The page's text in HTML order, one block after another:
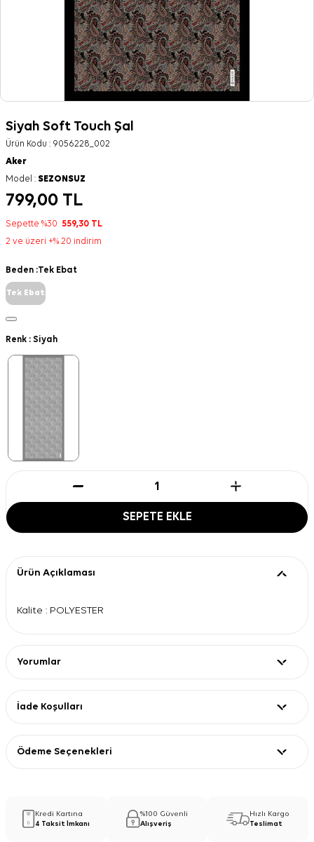
Siyah Soft Touch Şal
Ürün Kodu : 9056228_002
Aker
Model : SEZONSUZ
799,00 TL
Sepette %30 559,30 TL
2 ve üzeri +% 20 indirim
Beden :Tek Ebat
Tek Ebat
Renk : Siyah
SEPETE EKLE
Ürün Açıklaması
Kalite : POLYESTER
Yorumlar
İade Koşulları
Ödeme Seçenekleri
Kredi Kartına
4 Taksit İmkanı
%100 Güvenli
Alışveriş
Hızlı Kargo
Teslimat